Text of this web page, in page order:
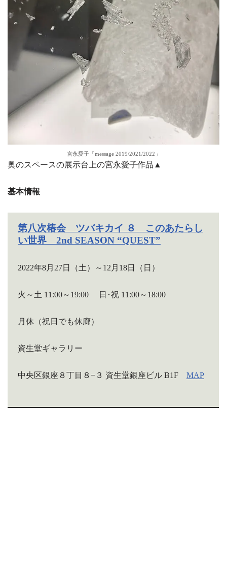
宮永愛子「message 2019/2021/2022」
奥のスペースの展示台上の宮永愛子作品▲
基本情報
第八次椿会 ツバキカイ ８ このあたらし
い世界 2nd SEASON “QUEST”
2022年8月27日（土）～12月18日（日）
火～土 11:00～19:00 日･祝 11:00～18:00
月休（祝日でも休廊）
資生堂ギャラリー
中央区銀座８丁目８−３ 資生堂銀座ビル B1F MAP